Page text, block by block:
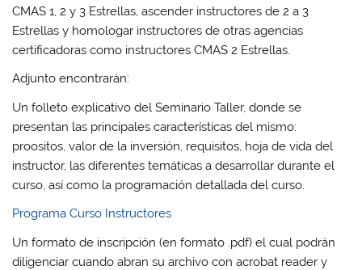
CMAS 1, 2 y 3 Estrellas, ascender instructores de 2 a 3
Estrellas y homologar instructores de otras agencias
certificadoras como instructores CMAS 2 Estrellas.
Adjunto encontrarán:
Un folleto explicativo del Seminario Taller, donde se
presentan las principales características del mismo:
proositos, valor de la inversión, requisitos, hoja de vida del
instructor, las diferentes temáticas a desarrollar durante el
curso, así como la programación detallada del curso.
Programa Curso Instructores
Un formato de inscripción (en formato .pdf) el cual podrán
diligenciar cuando abran su archivo con acrobat reader y